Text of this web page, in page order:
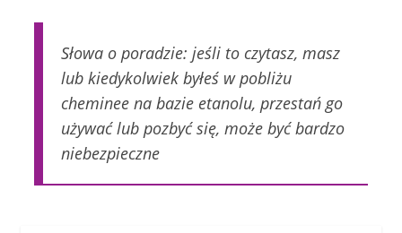
Słowa o poradzie: jeśli to czytasz, masz
lub kiedykolwiek byłeś w pobliżu
cheminee na bazie etanolu, przestań go
używać lub pozbyć się, może być bardzo
niebezpieczne